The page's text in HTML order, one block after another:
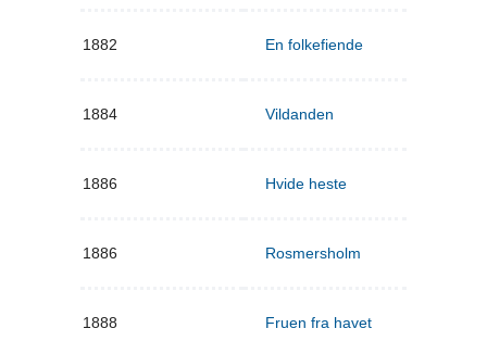
1882 En folkefiende
1884 Vildanden
1886 Hvide heste
1886 Rosmersholm
1888 Fruen fra havet